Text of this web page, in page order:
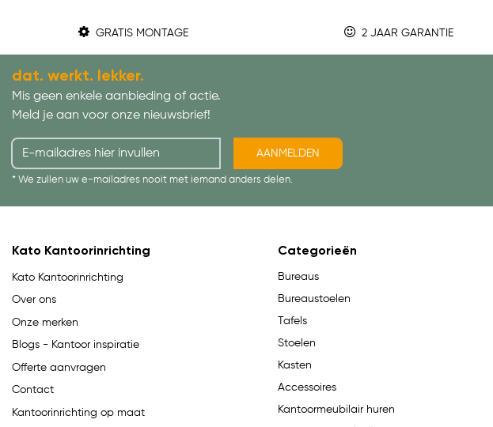
GRATIS MONTAGE 2 JAAR GARANTIE
dat. werkt. lekker.
Mis geen enkele aanbieding of actie.
Meld je aan voor onze nieuwsbrief!
AANMELDEN
* We zullen uw e-mailadres nooit met iemand anders delen.
Kato Kantoorinrichting
Kato Kantoorinrichting
Over ons
Onze merken
Blogs - Kantoor inspiratie
Offerte aanvragen
Contact
Kantoorinrichting op maat
Categorieën
Bureaus
Bureaustoelen
Tafels
Stoelen
Kasten
Accessoires
Kantoormeubilair huren